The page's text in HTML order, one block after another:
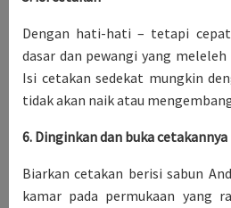
Dengan hati-hati – tetapi
dasar dan pewangi yang
Isi cetakan sedekat mungkin
tidak akan naik atau
6. Dinginkan dan buka cetakannya
Biarkan cetakan berisi sabun
kamar pada permukaan yang